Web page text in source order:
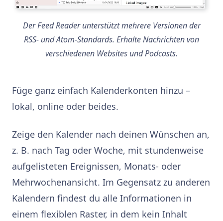
Der Feed Reader unterstützt mehrere Versionen der
RSS- und Atom-Standards. Erhalte Nachrichten von
verschiedenen Websites und Podcasts.
Füge ganz einfach Kalenderkonten hinzu –
lokal, online oder beides.
Zeige den Kalender nach deinen Wünschen an,
z. B. nach Tag oder Woche, mit stundenweise
aufgelisteten Ereignissen, Monats- oder
Mehrwochenansicht. Im Gegensatz zu anderen
Kalendern findest du alle Informationen in
einem flexiblen Raster, in dem kein Inhalt